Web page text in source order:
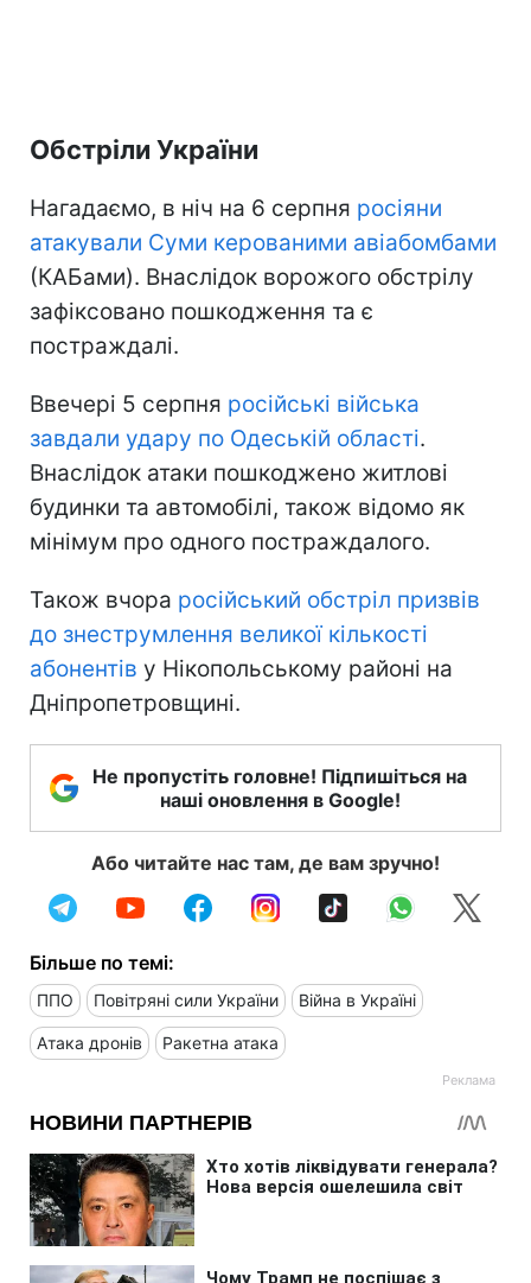
Обстріли України
Нагадаємо, в ніч на 6 серпня росіяни
атакували Суми керованими авіабомбами
(КАБами). Внаслідок ворожого обстрілу
зафіксовано пошкодження та є
постраждалі.
Ввечері 5 серпня російські війська
завдали удару по Одеській області.
Внаслідок атаки пошкоджено житлові
будинки та автомобілі, також відомо як
мінімум про одного постраждалого.
Також вчора російський обстріл призвів
до знеструмлення великої кількості
абонентів у Нікопольському районі на
Дніпропетровщині.
Не пропустіть головне! Підпишіться на
наші оновлення в Google!
Або читайте нас там, де вам зручно!
Більше по темі:
ППО Повітряні сили України Війна в Україні
Атака дронів Ракетна атака